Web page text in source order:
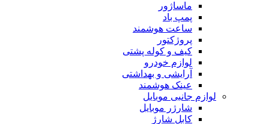
ماساژور
پمپ باد
ساعت هوشمند
پروژکتور
کیف و کوله پشتی
لوازم خودرو
آرایشی و بهداشتی
عینک هوشمند
لوازم جانبی موبایل
شارژر موبایل
کابل شارژ